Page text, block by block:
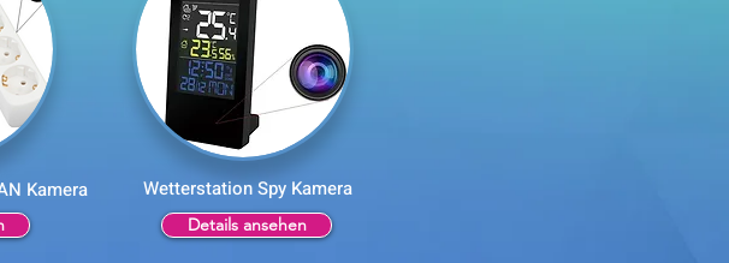
Kamera Wetterstation Spy Kamera
Details ansehen